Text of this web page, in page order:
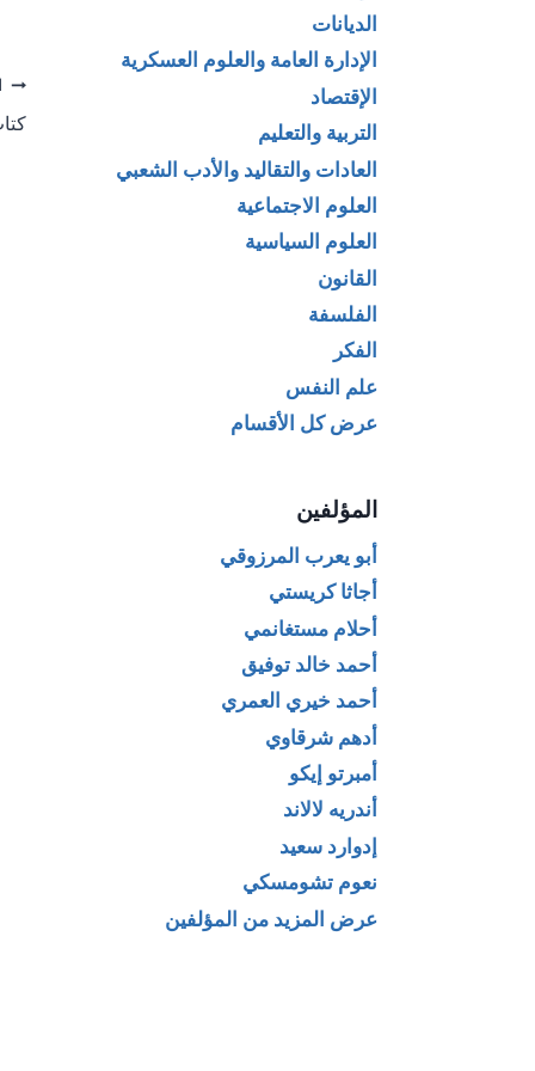
كتاب موسوعة أشهر
جواسيس العالم لـ
الديانات
الإدارة العامة والعلوم العسكرية
الإقتصاد
التربية والتعليم
العادات والتقاليد والأدب الشعبي
العلوم الاجتماعية
العلوم السياسية
القانون
الفلسفة
الفكر
علم النفس
عرض كل الأقسام
المؤلفين
أبو يعرب المرزوقي
أجاثا كريستي
أحلام مستغانمي
أحمد خالد توفيق
أحمد خيري العمري
أدهم شرقاوي
أمبرتو إيكو
أندريه لالاند
إدوارد سعيد
نعوم تشومسكي
عرض المزيد من المؤلفين